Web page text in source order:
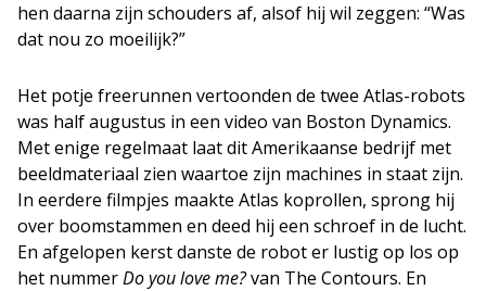
hen daarna zijn schouders af, alsof hij wil zeggen: “Was
dat nou zo moeilijk?”
Het potje freerunnen vertoonden de twee Atlas-robots
was half augustus in een video van Boston Dynamics.
Met enige regelmaat laat dit Amerikaanse bedrijf met
beeldmateriaal zien waartoe zijn machines in staat zijn.
In eerdere filmpjes maakte Atlas koprollen, sprong hij
over boomstammen en deed hij een schroef in de lucht.
En afgelopen kerst danste de robot er lustig op los op
het nummerDo you love me?van The Contours. En